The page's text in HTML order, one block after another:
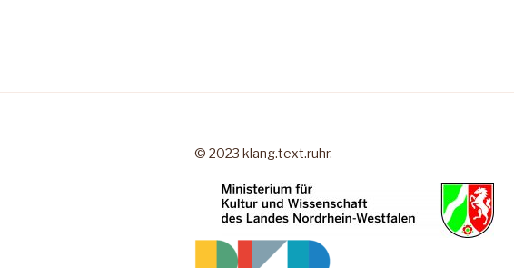
© 2023 klang.text.ruhr.